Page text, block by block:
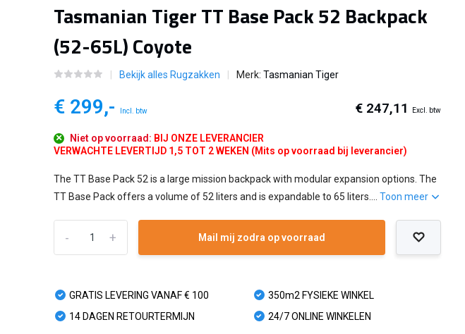
Tasmanian Tiger TT Base Pack 52 Backpack
(52-65L) Coyote
Bekijk alles Rugzakken Merk:Tasmanian Tiger
€ 299,- Incl. btw € 247,11 Excl. btw
Niet op voorraad: BIJ ONZE LEVERANCIER
VERWACHTE LEVERTIJD 1,5 TOT 2 WEKEN (Mits op voorraad bij leverancier)
The TT Base Pack 52 is a large mission backpack with modular expansion options. The
TT Base Pack offers a volume of 52 liters and is expandable to 65 liters....Toon meer
+
- Mail mij zodra op voorraad
GRATIS LEVERING VANAF € 100
14 DAGEN RETOURTERMIJN
350m2 FYSIEKE WINKEL
24/7 ONLINE WINKELEN